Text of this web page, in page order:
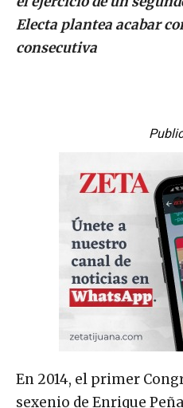
Electa plantea acabar
consecutiva
En 2014, el primer
sexenio de Enrique